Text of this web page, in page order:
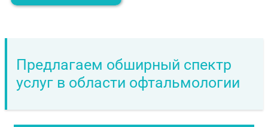
Предлагаем обширный спектр
услуг в области офтальмологии